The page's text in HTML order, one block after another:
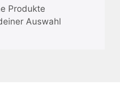
Produkte
Auswahl